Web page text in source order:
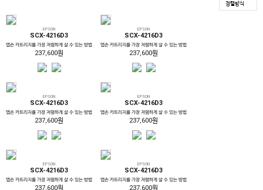
정렬방식
EPSON
SCX-4216D3
앱손 카트리지를 가장 저렴하게 살 수 있는 방법
237,600원
EPSON
SCX-4216D3
앱손 카트리지를 가장 저렴하게 살 수 있는 방법
237,600원
EPSON
SCX-4216D3
앱손 카트리지를 가장 저렴하게 살 수 있는 방법
237,600원
EPSON
SCX-4216D3
앱손 카트리지를 가장 저렴하게 살 수 있는 방법
237,600원
EPSON
SCX-4216D3
앱손 카트리지를 가장 저렴하게 살 수 있는 방법
237,600원
EPSON
SCX-4216D3
앱손 카트리지를 가장 저렴하게 살 수 있는 방법
237,600원